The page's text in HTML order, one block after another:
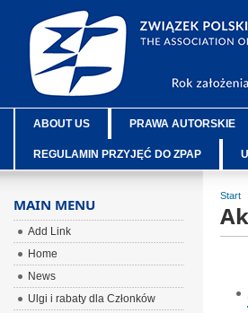
ABOUT US PRAWA AUTORSKIE
REGULAMIN PRZYJĘĆ DO ZPAP
Start
MAIN MENU
Add Link
Home
News
Ulgi i rabaty dla Członków